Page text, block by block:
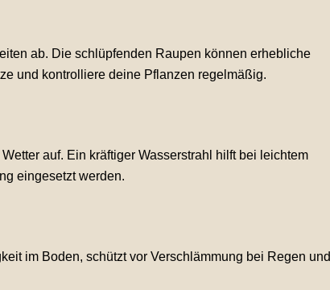
ab. Die schlüpfenden Raupen können erhebliche
und kontrolliere deine Pflanzen regelmäßig.
auf. Ein kräftiger Wasserstrahl hilft bei leichtem
eingesetzt werden.
im Boden, schützt vor Verschlämmung bei Regen und